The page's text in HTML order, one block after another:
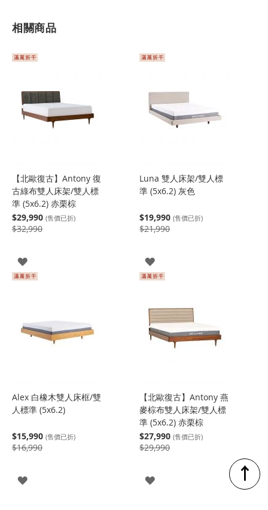
相關商品
【北歐復古】Antony 復
古綠布雙人床架/雙人標
準 (5x6.2) 赤栗棕
$29,990 (售價已折)
$32,990
登
入
Luna 雙人床架/雙人標
準 (5x6.2) 灰色
$19,990 (售價已折)
$21,990
登
入
Alex 白橡木雙人床框/雙
人標準 (5x6.2)
$15,990 (售價已折)
$16,990
登
【北歐復古】Antony 燕
麥棕布雙人床架/雙人標
準 (5x6.2) 赤栗棕
$27,990 (售價已折)
$29,990
登
↑